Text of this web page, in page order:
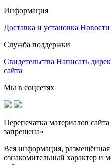
Информация
Доставка и установка Новости
Служба поддержки
Свидетельства Написать
сайта
Мы в соцсетях
Перепечатка материалов
запрещена»
Вся информация, размещённая
ознакомительный характер и